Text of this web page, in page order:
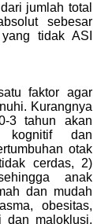
jumlah total
sebesar
tidak ASI
faktor agar
Kurangnya
3 tahun akan
kognitif dan
otak
cerdas, 2)
anak
dan mudah
obesitas,
dan maloklusi,